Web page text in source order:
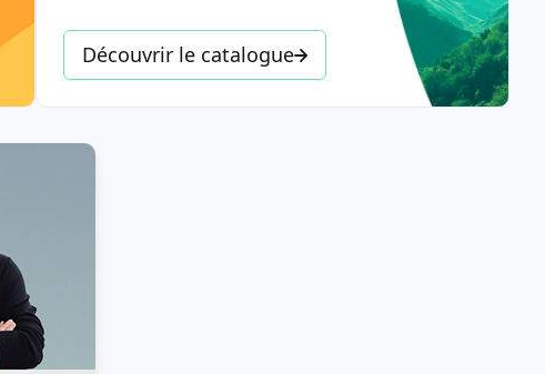
Découvrir le catalogue